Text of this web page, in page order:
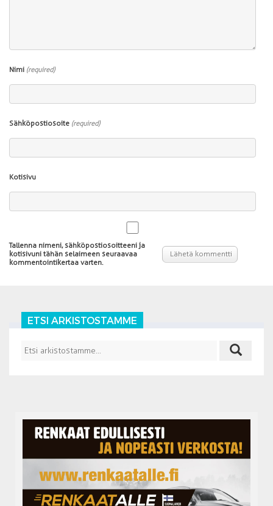
Nimi (required)
Sähköpostiosoite (required)
Kotisivu
Tallenna nimeni, sähköpostiosoitteeni ja
kotisivuni tähän selaimeen seuraavaa
kommentointikertaa varten.
ETSI ARKISTOSTAMME